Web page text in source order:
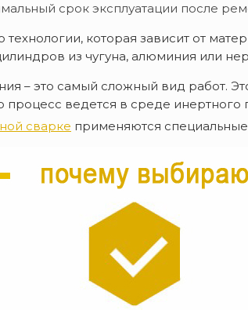
срок эксплуатации после
которая зависит от
из чугуна, алюминия или
– это самый сложный вид работ.
процесс ведется в среде инертного
сварке применяются